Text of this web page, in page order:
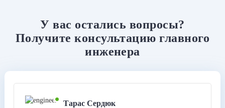
У вас остались вопросы?
Получите консультацию главного
инженера
Тарас Сердюк